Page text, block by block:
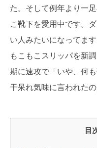
た。そして例年より一
こ靴下を愛用中です。
い人みたいになってま
もこもこスリッパを新
期に速攻で「いや、何
干呆れ気味に言われた
目